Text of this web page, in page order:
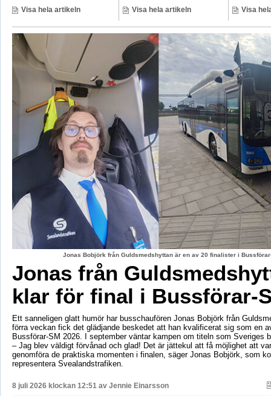
Visa hela artikeln Visa hela artikeln Visa
Jonas Bobjörk från Guldsmedshyttan är en av 20 finalister i
Jonas från
klar för final i Bussförar-
Ett sanneligen glatt humör har busschaufören Jonas Bobjörk från
förra veckan fick det glädjande beskedet att han kvalificerat sig som en
Bussförar-SM 2026. I september väntar kampen om titeln som Sveriges
– Jag blev väldigt förvånad och glad! Det är jättekul att få möjlighet att
genomföra de praktiska momenten i finalen, säger Jonas Bobjörk, som
representera Svealandstrafiken.
8 juli 2026 klockan 12:51 av Jennie Einarsson